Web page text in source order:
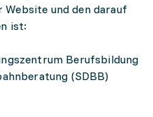
Website und den darauf
ist:
Berufsbildung
(SDBB)